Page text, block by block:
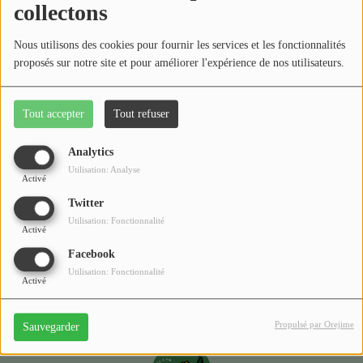
collectons
Nous utilisons des cookies pour fournir les services et les fonctionnalités
proposés sur notre site et pour améliorer l'expérience de nos utilisateurs.
Tout accepter Tout refuser
Analytics
Activé
Utilisation: Analyse
Twitter
Activé
Utilisation: Fonctionnalité
Facebook
Activé
Utilisation: Fonctionnalité
Sauvegarder Propulsé par Orejime
Médias
Podcasts
Photos
Participez
Dédicaces
Contact
Le moment du GEM